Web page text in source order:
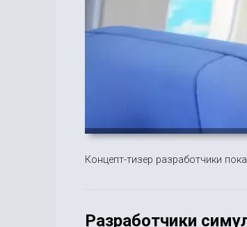
Концепт-тизер разработчики
Разработчики